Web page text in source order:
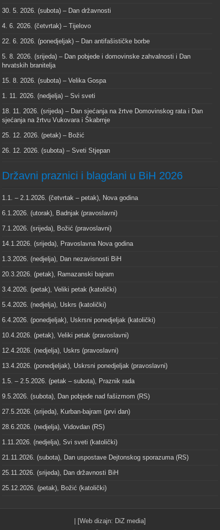
30. 5. 2026. (subota) – Dan državnosti
4. 6. 2026. (četvrtak) – Tijelovo
22. 6. 2026. (ponedjeljak) – Dan antifašističke borbe
5. 8. 2026. (srijeda) – Dan pobjede i domovinske zahvalnosti i Dan
hrvatskih branitelja
15. 8. 2026. (subota) – Velika Gospa
1. 11. 2026. (nedjelja) – Svi sveti
18. 11. 2026. (srijeda) – Dan sjećanja na žrtve Domovinskog rata i Dan
sjećanja na žrtvu Vukovara i Škabrnje
25. 12. 2026. (petak) – Božić
26. 12. 2026. (subota) – Sveti Stjepan
Državni praznici i blagdani u BiH 2026
1.1. – 2.1.2026. (četvrtak – petak), Nova godina
6.1.2026. (utorak), Badnjak (pravoslavni)
7.1.2026. (srijeda), Božić (pravoslavni)
14.1.2026. (srijeda), Pravoslavna Nova godina
1.3.2026. (nedjelja), Dan nezavisnosti BiH
20.3.2026. (petak), Ramazanski bajram
3.4.2026. (petak), Veliki petak (katolički)
5.4.2026. (nedjelja), Uskrs (katolički)
6.4.2026. (ponedjeljak), Uskrsni ponedjeljak (katolički)
10.4.2026. (petak), Veliki petak (pravoslavni)
12.4.2026. (nedjelja), Uskrs (pravoslavni)
13.4.2026. (ponedjeljak), Uskrsni ponedjeljak (pravoslavni)
1.5. – 2.5.2026. (petak – subota), Praznik rada
9.5.2026. (subota), Dan pobjede nad fašizmom (RS)
27.5.2026. (srijeda), Kurban-bajram (prvi dan)
28.6.2026. (nedjelja), Vidovdan (RS)
1.11.2026. (nedjelja), Svi sveti (katolički)
21.11.2026. (subota), Dan uspostave Dejtonskog sporazuma (RS)
25.11.2026. (srijeda), Dan državnosti BiH
25.12.2026. (petak), Božić (katolički)
| [Web dizajn: DiZ media]